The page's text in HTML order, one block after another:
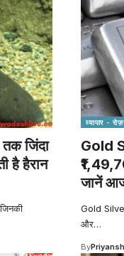
जिंदा
है हैरान
व्यापार -
Gold
जानें
Gold
और…
By